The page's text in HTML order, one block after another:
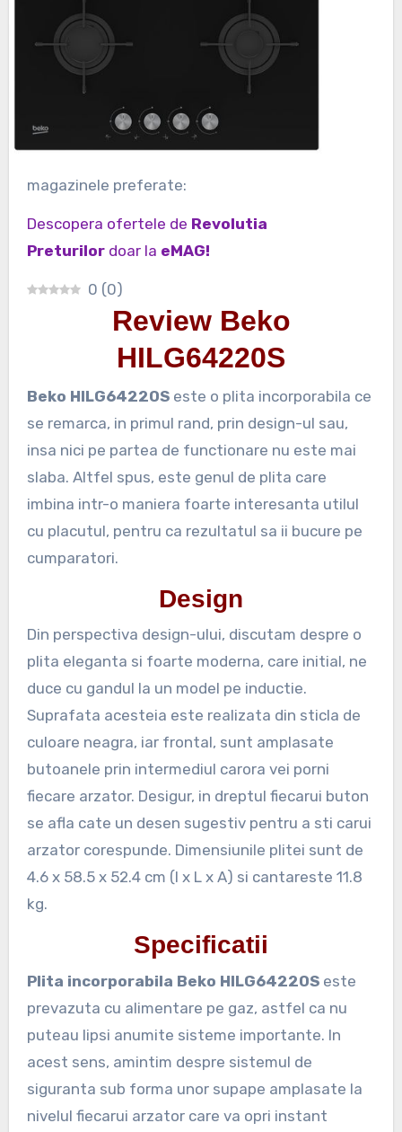
magazinele preferate:
Descopera ofertele de Revolutia
Preturilor doar la eMAG!
0 (0)
Review Beko
HILG64220S
Beko HILG64220Seste o plita incorporabila ce
se remarca, in primul rand, prin design-ul sau,
insa nici pe partea de functionare nu este mai
slaba. Altfel spus, este genul de plita care
imbina intr-o maniera foarte interesanta utilul
cu placutul, pentru ca rezultatul sa ii bucure pe
cumparatori.
Design
Din perspectiva design-ului, discutam despre o
plita eleganta si foarte moderna, care initial, ne
duce cu gandul la un model pe inductie.
Suprafata acesteia este realizata din sticla de
culoare neagra, iar frontal, sunt amplasate
butoanele prin intermediul carora vei porni
fiecare arzator. Desigur, in dreptul fiecarui buton
se afla cate un desen sugestiv pentru a sti carui
arzator corespunde. Dimensiunile plitei sunt de
4.6 x 58.5 x 52.4 cm (l x L x A) si cantareste 11.8
kg.
Specificatii
Plita incorporabila Beko HILG64220S este
prevazuta cu alimentare pe gaz, astfel ca nu
puteau lipsi anumite sisteme importante. In
acest sens, amintim despre sistemul de
siguranta sub forma unor supape amplasate la
nivelul fiecarui arzator care va opri instant